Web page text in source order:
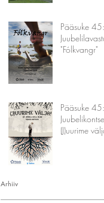
Pääsuke 45:
"Fólkvangr"
Pääsuke 45:
(J)uurime
Arhiiv